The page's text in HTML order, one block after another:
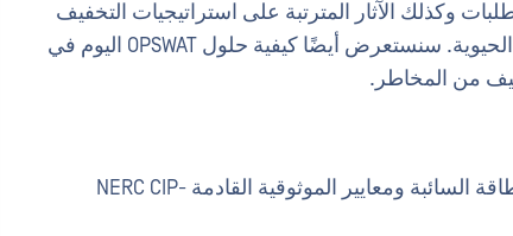
وكذلك الآثار المترتبة على استراتيجيات التخفيف
اليدوية والآلية لمنع هجمات فورية البنية التحتية الحيوية. سنستعرض أيضًا كيفية حلول OPSWAT اليوم في
من المخاطر.
فهم الآثار المترتبة على الأمر التنفيذي لنظام الطاقة السائبة ومعايير الموثوقية القادمة NERC CIP-